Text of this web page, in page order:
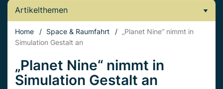
Artikelthemen
Home / Space & Raumfahrt / „Planet Nine“ nimmt in
Simulation Gestalt an
„Planet Nine“ nimmt in
Simulation Gestalt an